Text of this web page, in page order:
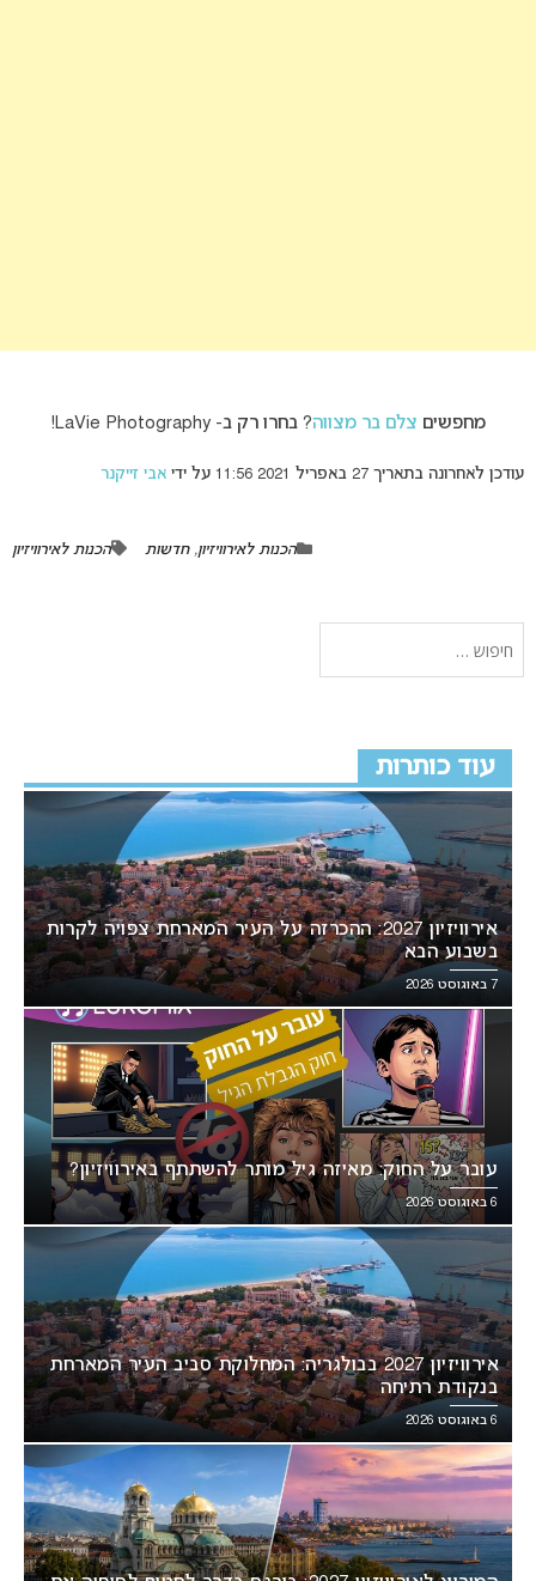
מחפשים צלם בר מצווה? בחרו רק ב- LaVie Photography!
עודכן לאחרונה בתאריך 27 באפריל 2021 11:56 על ידי אבי זייקנר
הכנות לאירוויזיון,חדשות הכנות לאירוויזיון
עוד כותרות
אירוויזיון 2027: ההכרזה על העיר המארחת צפויה לקרות
בשבוע הבא
7 באוגוסט 2026
עובר על החוק: מאיזה גיל מותר להשתתף באירוויזיון?
6 באוגוסט 2026
אירוויזיון 2027 בבולגריה: המחלוקת סביב העיר המארחת
בנקודת רתיחה
6 באוגוסט 2026